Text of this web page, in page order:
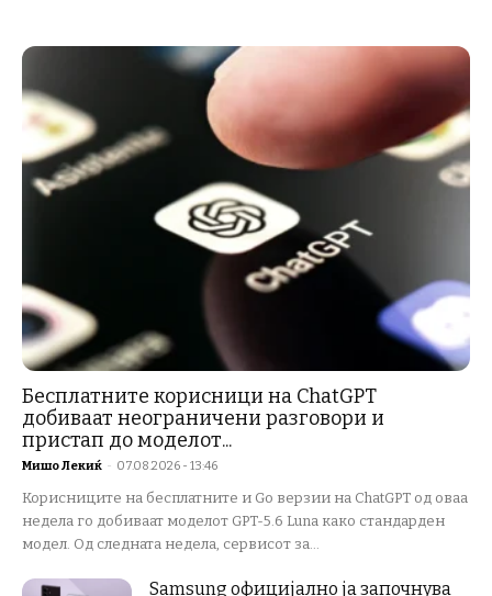
Бесплатните корисници на ChatGPT
добиваат неограничени разговори и
пристап до моделот...
Мишо Лекиќ - 07.08.2026 - 13:46
Корисниците на бесплатните и Go верзии на ChatGPT од оваа
недела го добиваат моделот GPT-5.6 Luna како стандарден
модел. Од следната недела, сервисот за...
Samsung официјално ја започнува